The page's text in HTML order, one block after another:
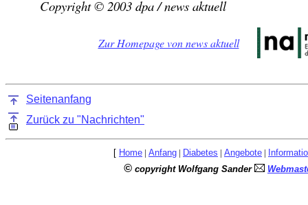
Copyright © 2003 dpa / news aktuell
Zur Homepage von news aktuell
Seitenanfang
Zurück zu "Nachrichten"
[ Home | Anfang | Diabetes | Angebote |
© copyright Wolfgang Sander